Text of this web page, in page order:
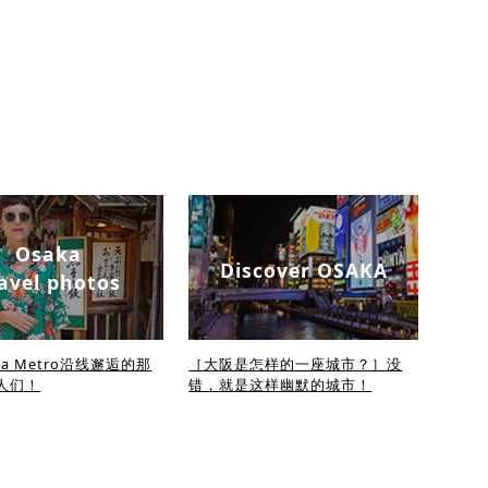
Osaka
photos
Metro沿线邂逅的那
们！
Discover OSAKA
［大阪是怎样的一座城市？］没
错，就是这样幽默的城市！